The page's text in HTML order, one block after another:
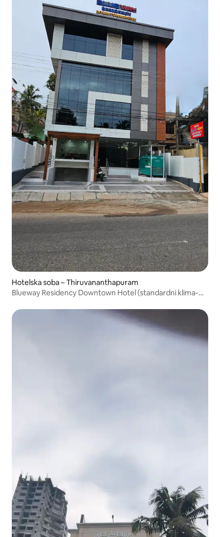
Hotelska soba – Thiruvananthapuram
Blueway Residency Downtown Hotel (standardni klima-